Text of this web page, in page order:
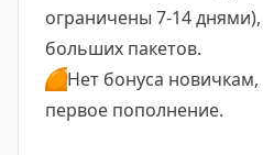
ограничены 7-14
больших пакетов.
🟠Нет бонуса
первое пополнение.